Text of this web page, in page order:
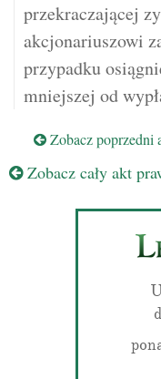
przekraczającej
akcjonariuszowi
przypadku
mniejszej od
Zobacz poprzedni
Zobacz cały akt